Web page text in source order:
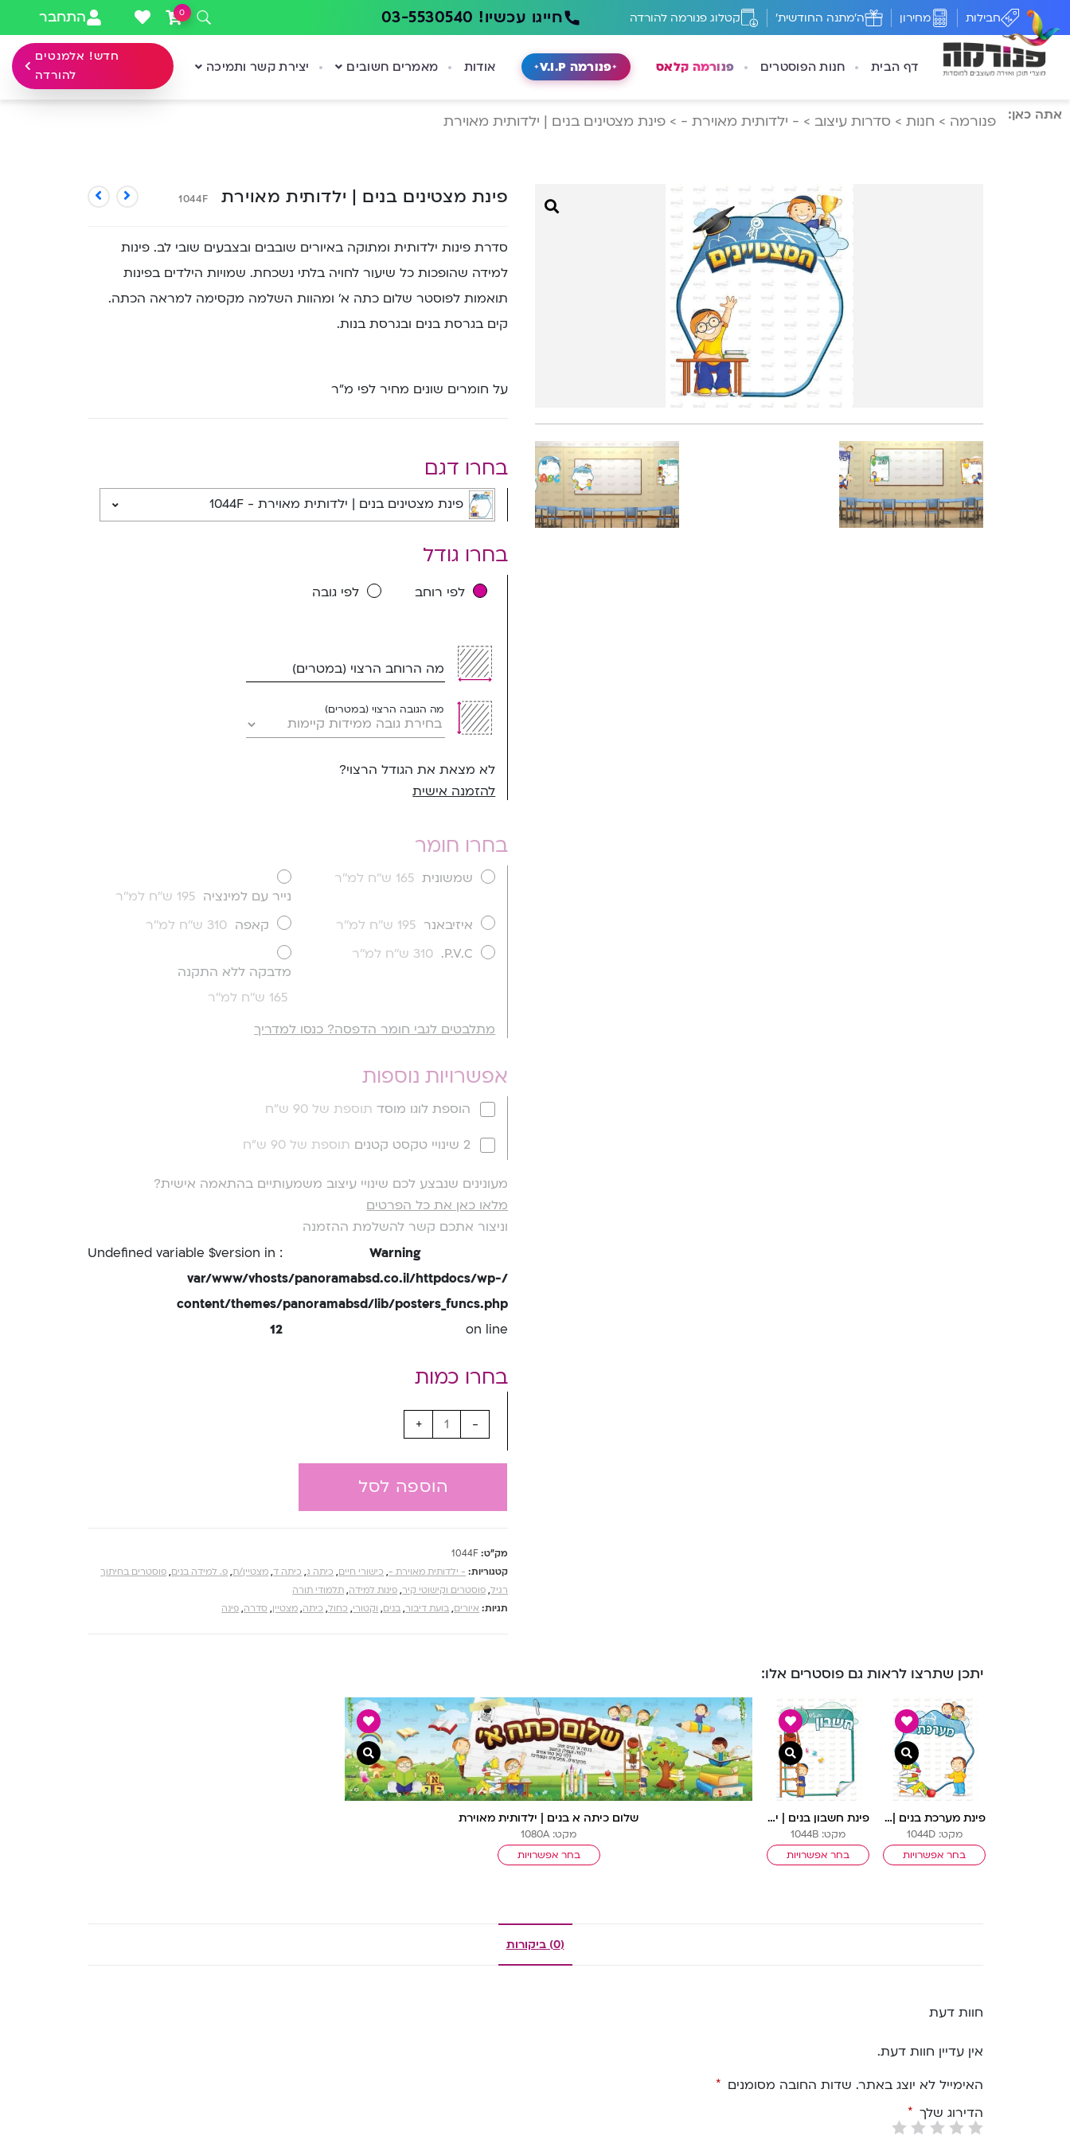
חבילות מחירון ה'מתנה החודשית' קטלוג פנורמה להורדה חייגו עכשיו! 03-5530540 0 התחבר
דף הבית חנות הפוסטרים פנורמה קלאס פנורמה V.I.P אודות מאמרים חשובים יצירת קשר ותמיכה
חדש! אלמנטים
להורדה
אתה כאן: פנורמה > חנות > סדרות עיצוב > - ילדותית מאוירת - > פינת מצטינים בנים | ילדותית מאוירת
פינת מצטינים בנים | ילדותית מאוירת 1044F
סדרת פינות ילדותית ומתוקה באיורים שובבים ובצבעים שובי לב. פינות
למידה שהופכות כל שיעור לחויה בלתי נשכחת. שמויות הילדים בפינות
תואמות לפוסטר שלום כתה א’ ומהוות השלמה מקסימה למראה הכתה.
קים בגרסת בנים ובגרסת בנות.
על חומרים שונים מחיר לפי מ”ר
בחרו דגם
פינת מצטינים בנים | ילדותית מאוירת - 1044F
בחרו גודל
לפי רוחב לפי גובה
מה הרוחב הרצוי (במטרים)
מה הגובה הרצוי (במטרים)
לא מצאת את הגודל הרצוי?
להזמנה אישית
בחרו חומר
שמשונית 165 ש''ח למ''ר
נייר עם למינציה 195 ש''ח למ''ר
איזיבאנר 195 ש''ח למ''ר קאפה 310 ש''ח למ''ר
P.V.C.
310 ש''ח למ''ר
מדבקה ללא התקנה
165 ש''ח למ''ר
מתלבטים לגבי חומר הדפסה? כנסו למדריך
אפשרויות נוספות
הוספת לוגו מוסד תוספת של 90 ש"ח
2 שינויי טקסט קטנים תוספת של 90 ש"ח
מעונינים שנבצע לכם שינויי עיצוב משמעותיים בהתאמה אישית?
מלאו כאן את כל הפרטים
וניצור אתכם קשר להשלמת ההזמנה
Warning
: Undefined variable $version in
/var/www/vhosts/panoramabsd.co.il/httpdocs/wp-
content/themes/panoramabsd/lib/posters_funcs.php
on line
12
-
+
הוספה לסל
מק"ט: 1044F
קטגוריות: - ילדותית מאוירת -, כישורי חיים, כיתה ג, כיתה ד, מצטיין/ת, פ. למידה בנים, פוסטרים בחיתוך
רגיל, פוסטרים וקישוטי קיר, פינות למידה, תלמודי תורה
תגיות: איורים, בועת דיבור, בנים, וקטורי, כחול, כיתה, מצטיין, סדרה, פינה
יתכן שתרצו לראות גם פוסטרים אלו:
פינת מערכת בנים | ילדותית מאוירת
מקט: 1044D
בחר אפשרויות
צפייה מהירה
פינת חשבון בנים | ילדותית מאוירת
מקט: 1044B
בחר אפשרויות
צפייה מהירה
שלום כיתה א בנים | ילדותית מאוירת
מקט: 1080A
בחר אפשרויות
צפייה מהירה
(0) ביקורות
חוות דעת
אין עדיין חוות דעת.
האימייל לא יוצג באתר. שדות החובה מסומנים *
הדירוג שלך *